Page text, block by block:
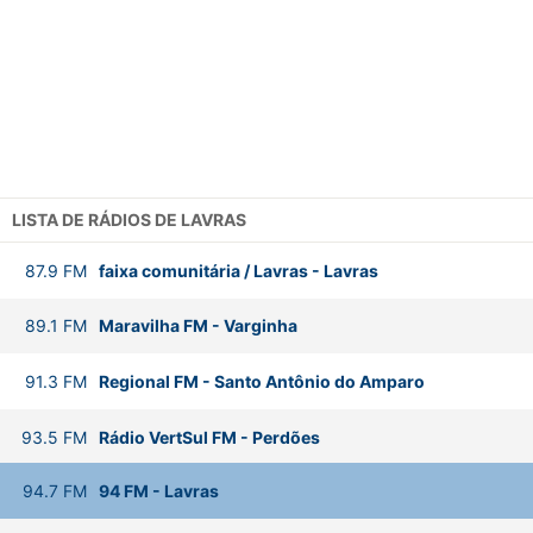
LISTA DE RÁDIOS DE LAVRAS
87.9 FM faixa comunitária / Lavras- Lavras
89.1 FM Maravilha FM - Varginha
91.3 FM Regional FM - Santo Antônio do Amparo
93.5 FM Rádio VertSul FM - Perdões
94.7 FM 94 FM - Lavras